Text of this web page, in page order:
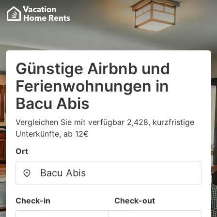
Günstige Airbnb und
Ferienwohnungen in
Bacu Abis
Vergleichen Sie mit verfügbar 2,428, kurzfristige
Unterkünfte, ab 12€
Ort
Check-in Check-out